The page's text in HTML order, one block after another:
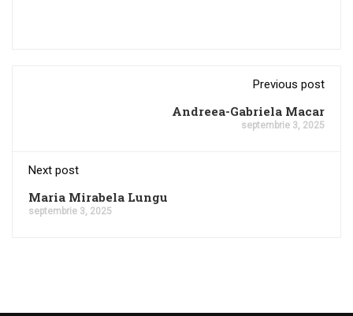
Previous post
Andreea-Gabriela Macar
septembrie 3, 2025
Next post
Maria Mirabela Lungu
septembrie 3, 2025